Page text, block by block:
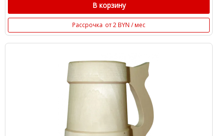
В корзину
Рассрочка от 2 BYN / мес